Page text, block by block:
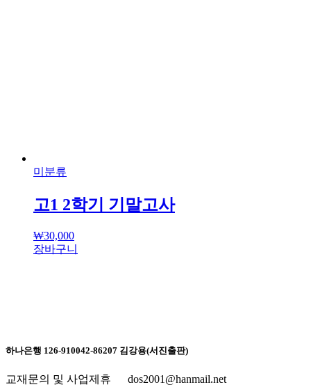
미분류
고1 2학기 기말고사
₩30,000
장바구니
하나은행 126-910042-86207 김강용(서진출판)
교재문의 및 사업제휴 dos2001@hanmail.net